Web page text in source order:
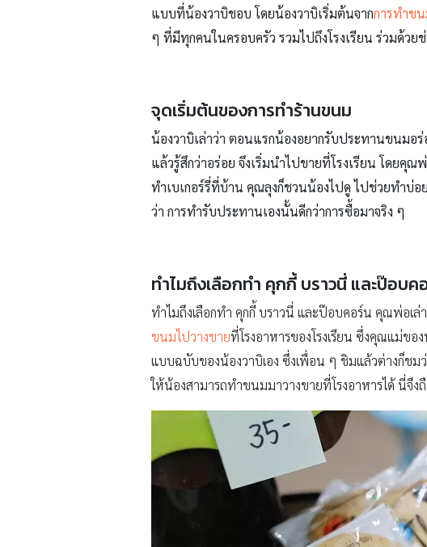
แบบที่น้องวาบิชอบ โดยน้องวาบิเริ่มต้นจากการทำข
ๆ ที่มีทุกคนในครอบครัว รวมไปถึงโรงเรียน ร่วมด้ว
จุดเริ่มต้นของการทำร้านขนม
น้องวาบิเล่าว่า ตอนแรกน้องอยากรับประทานขนมอ
แล้วรู้สึกว่าอร่อย จึงเริ่มนำไปขายที่โรงเรียน โดยคุณ
ทำเบเกอร์รี่ที่บ้าน คุณลุงก็ชวนน้องไปดู ไปช่วยทำบ่อ
ว่า การทำรับประทานเองนั้นดีกว่าการซื้อมาจริง ๆ
ทำไมถึงเลือกทำ คุกกี้ บราวนี่ และป๊อบค
ทำไมถึงเลือกทำ คุกกี้ บราวนี่ และป๊อบคอร์น คุณพ่อเ
ขนมไปวางขายที่โรงอาหารของโรงเรียน ซึ่งคุณแม่
แบบฉบับของน้องวาบิเอง ซึ่งเพื่อน ๆ ชิมแล้วต่างก็ชม
ให้น้องสามารถทำขนมมาวางขายที่โรงอาหารได้ นี่จึง